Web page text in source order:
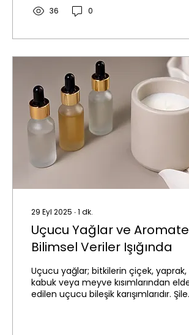
36 0
29 Eyl 2025 ∙1 dk.
Uçucu Yağlar ve
Bilimsel Veriler Işığında
Uçucu yağlar; bitkilerin çiçek, yaprak,
kabuk veya meyve kısımlarından
edilen uçucu bileşik karışımlarıdır. Şile